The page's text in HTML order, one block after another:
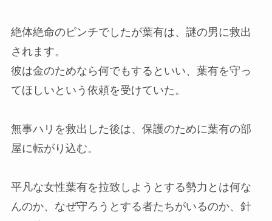
絶体絶命のピンチでしたが葉有は、謎の男に救出
されます。
彼は金のためなら何でもするといい、葉有を守っ
てほしいという依頼を受けていた。
無事ハリを救出した後は、保護のために葉有の部
屋に転がり込む。
平凡な女性葉有を拉致しようとする勢力とは何な
んのか、なぜ守ろうとする者たちがいるのか、針